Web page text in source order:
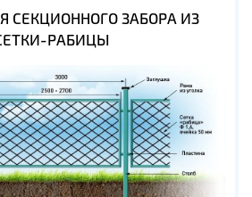
СЕКЦИОННОГО ЗАБОРА ИЗ
РАБИЦЫ